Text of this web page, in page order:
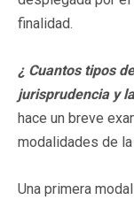
finalidad.
¿ Cuantos tipos
jurisprudencia y
hace un breve
modalidades de
Una primera